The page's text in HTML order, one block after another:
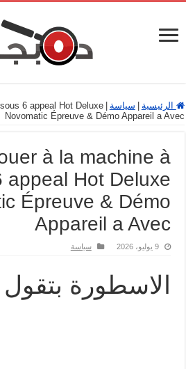
الرئيسية سياسة
6 appeal Hot Deluxe
Novomatic Épreuve & Démo Appareil a Avec
à la machine à
appeal Hot Deluxe
Épreuve & Démo
Appareil a Avec
9 يوليو، 2026 سياسة
الاسطورة بتقول